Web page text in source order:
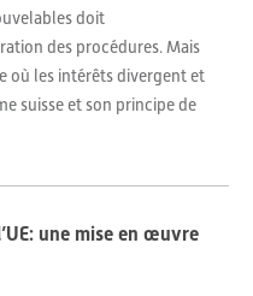
doit
des procédures. Mais
où les intérêts divergent et
suisse et son principe de
une mise en œuvre